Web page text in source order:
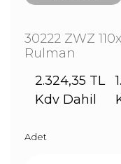
30222 ZWZ
Rulman
2.324,35 TL
Kdv Dahil
Adet